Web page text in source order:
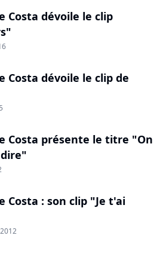
Costa dévoile le clip
Costa dévoile le clip de
Costa présente le titre "On
Costa : son clip "Je t'ai